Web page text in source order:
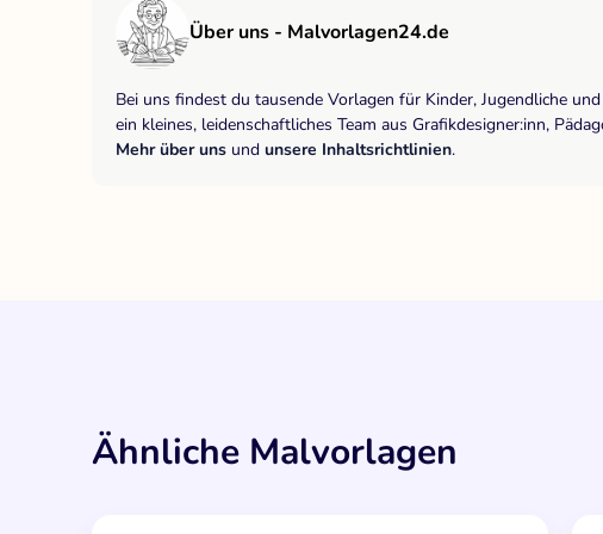
Über uns - Malvorlagen24.de
Bei uns findest du tausende Vorlagen für Kinder, Jugendliche
ein kleines, leidenschaftliches Team aus Grafikdesigner:inn,
Mehr über uns und unsere Inhaltsrichtlinien.
Ähnliche Malvorlagen